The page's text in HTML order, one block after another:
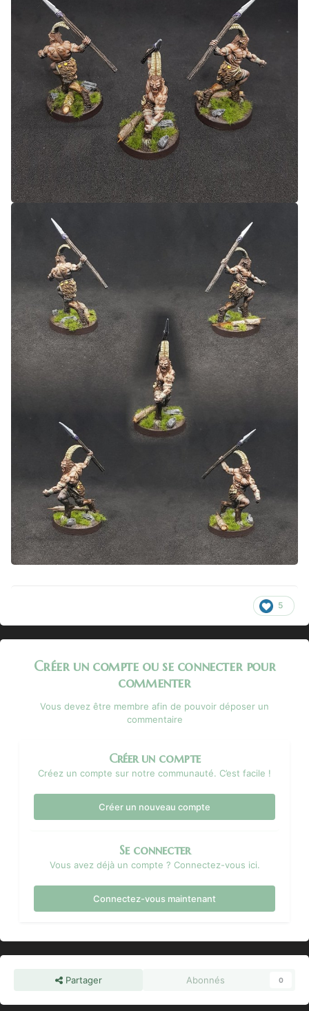
5
Créer un compte ou se connecter pour
commenter
Vous devez être membre afin de pouvoir déposer un
commentaire
Créer un compte
Créez un compte sur notre communauté. C’est facile !
Créer un nouveau compte
Se connecter
Vous avez déjà un compte ? Connectez-vous ici.
Connectez-vous maintenant
Partager Abonnés 0